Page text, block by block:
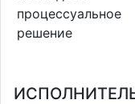
процессуальное
решение